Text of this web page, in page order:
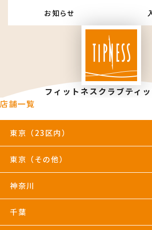
お知らせ
フィットネスクラブティ
店舗一覧
東京（23区内）
綾瀬店 TIP.X TOKYO 池袋
五反田24hours
下井草店新小岩店東武練馬24hours中野
練馬24hours
東京（その他）
吉祥寺24hours
神奈川
千葉